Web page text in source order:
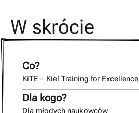
W skrócie
Co?
KiTE – Kiel Training for Excellence
Dla kogo?
Dla młodych naukowców